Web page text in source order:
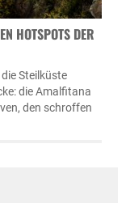
HOTSPOTS DER A
Steilküste
die Amalfitana
den schroffen